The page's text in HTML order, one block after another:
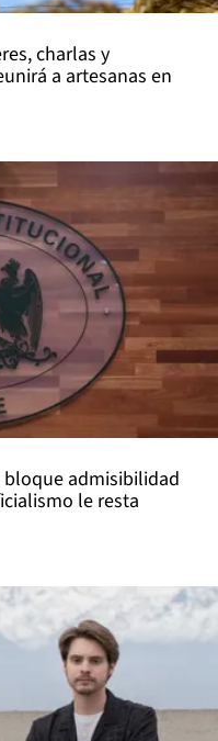
charlas y
a artesanas en
admisibilidad
le resta